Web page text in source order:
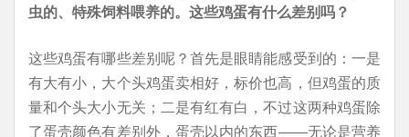
虫的、特殊饲料喂养的。这些鸡蛋有什么差别吗？
这些鸡蛋有哪些差别呢？首先是眼睛能感受到的：一是
有大有小，大个头鸡蛋卖相好，标价也高，但鸡蛋的质
量和个头大小无关；二是有红有白，不过这两种鸡蛋除
了蛋壳颜色有差别外，蛋壳以内的东西——无论是营养